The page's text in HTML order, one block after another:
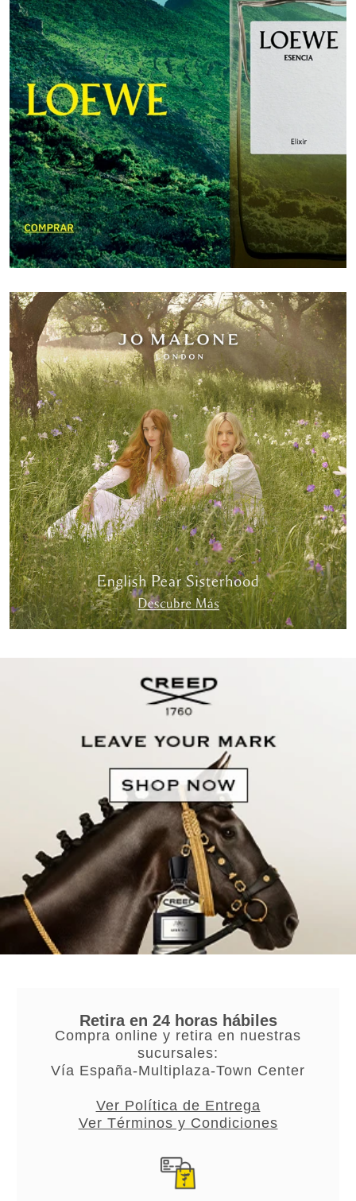
Retira en 24 horas hábiles
Compra online y retira en nuestras
sucursales:
Vía España-Multiplaza-Town Center
Ver Política de Entrega
Ver Términos y Condiciones